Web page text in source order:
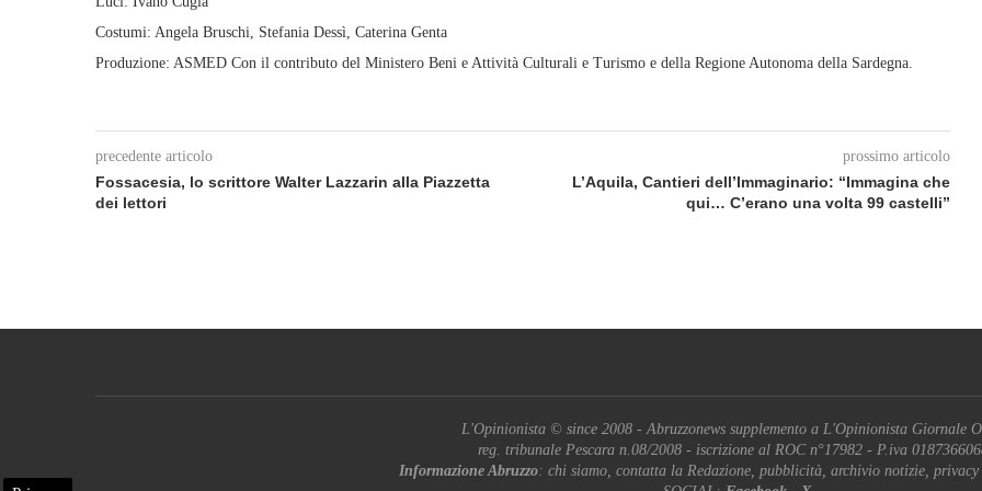
Costumi: Angela Bruschi, Stefania Dessì, Caterina Genta
Produzione: ASMED Con il contributo del Ministero Beni e Attività Culturali e Turismo e della Regione Autonoma della Sardegna.
precedente articolo
Fossacesia, lo scrittore Walter Lazzarin alla Piazzetta
dei lettori
prossimo articolo
L’Aquila, Cantieri dell’Immaginario: “Immagina che
qui… C’erano una volta 99 castelli”
L'Opinionista © since 2008 - Abruzzonews supplemento a L'Opinionista Giornale
reg. tribunale Pescara n.08/2008 - iscrizione al ROC n°17982 - P.iva
Informazione Abruzzo: chi siamo, contatta la Redazione, pubblicità, archivio notizie, privacy